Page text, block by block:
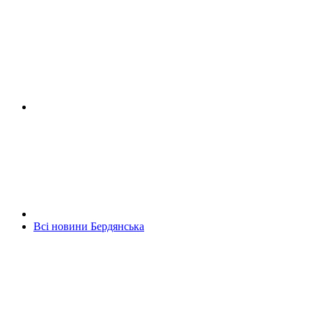
Всі новини Бердянська